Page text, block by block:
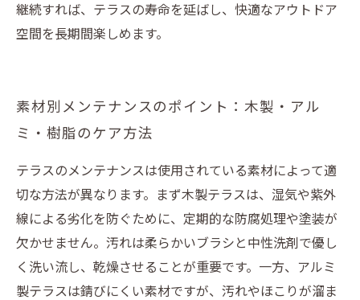
継続すれば、テラスの寿命を延ばし、快適なアウトドア
空間を長期間楽しめます。
素材別メンテナンスのポイント：木製・アル
ミ・樹脂のケア方法
テラスのメンテナンスは使用されている素材によって適
切な方法が異なります。まず木製テラスは、湿気や紫外
線による劣化を防ぐために、定期的な防腐処理や塗装が
欠かせません。汚れは柔らかいブラシと中性洗剤で優し
く洗い流し、乾燥させることが重要です。一方、アルミ
製テラスは錆びにくい素材ですが、汚れやほこりが溜ま